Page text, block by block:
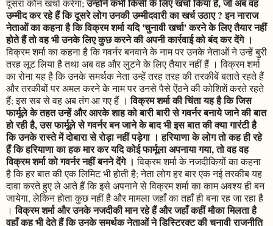
दूसरा कौन खर्चा करेगा;
उम्मीद कर रहे हैं कि दूसरे लोग उनकी उम्मीदवारी का खर्च उठाए ? इन नाराज
नेताओं का कहना है कि विक्रम शर्मा यदि 'चुनावी खर्चा' करने के लिए तैयार नहीं
होते हैं तो वह भी उनके लिए कुछ करने की अपनी कार्रवाई को बंद कर देंगे ।
विक्रम शर्मा का कहना है कि गवर्नर बनवाने के नाम पर उनके नेताओं ने उन्हें बुरी
तरह लूट लिया है तथा अब वह और लुटने के लिए तैयार नहीं हैं । विक्रम शर्मा
का रोना यह है कि उनके समर्थक नेता उन्हें तरह तरह की तरकीबें बताते रहते हैं
और तरकीबों पर अमल करने के नाम पर उनसे पैसे ऐंठने की कोशिशें करते रहते
हैं; इस सब से वह अब तंग आ गए हैं ।विक्रम शर्मा की चिंता यह है कि जिस
फार्मूले के तहत उन्हें और आरके शाह को बारी बारी से गवर्नर बनाये जाने की बात
हो रही है, उस फार्मूले से गवर्नर बन जाने के बाद भी इस बात की क्या गारंटी है
कि उनके रास्ते में दोबारा से रोड़ा नहीं पड़ेगा । हरियाणा के लोग तो कह ही रहे
हैं कि हरियाणा का हक मार कर यदि कोई फार्मूला अपनाया गया, तो वह वह
विक्रम शर्मा को गवर्नर नहीं बनने देंगे । विक्रम शर्मा के नजदीकियों का कहना
है कि हर बात की एक लिमिट भी होती है; नेता लोग हर बार एक नई तरकीब यह
दावा करते हुए ले आते हैं कि इसे अपनाने से विक्रम शर्मा का काम अवश्य ही बन
जायेगा, लेकिन होता कुछ नहीं है और मामला जहाँ का तहाँ ही बना रह जा रहा है
।विक्रम शर्मा और उनके नजदीकी मान रहे हैं और जहाँ कहीं मौका मिलता है
वहाँ कह भी देते हैं कि उनके समर्थक नेताओं ने डिस्ट्रिक्ट की चुनावी राजनीति